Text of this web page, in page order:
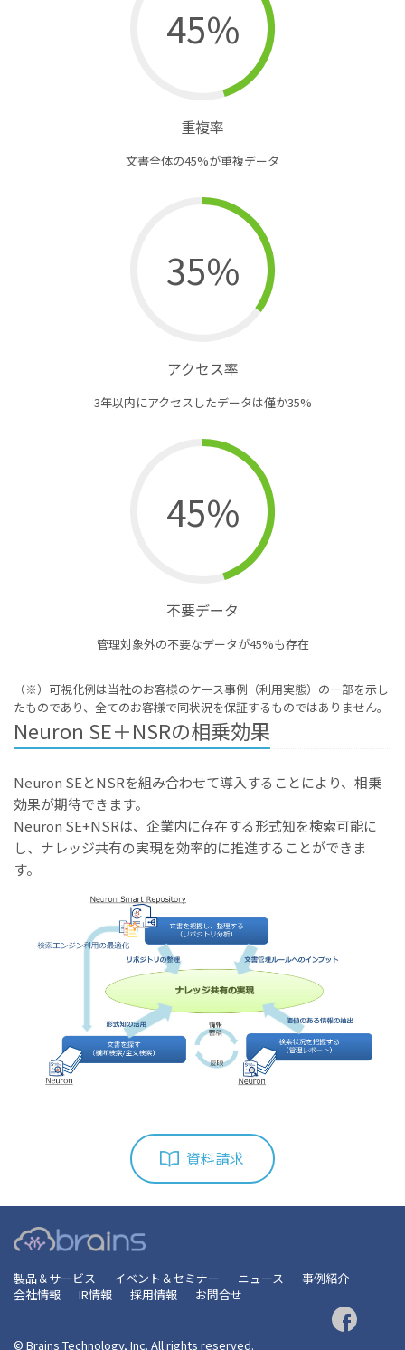
45%
重複率
文書全体の45%が重複データ
35%
アクセス率
3年以内にアクセスしたデータは僅か35%
45%
不要データ
管理対象外の不要なデータが45%も存在
（※）可視化例は当社のお客様のケース事例（利用実態）の一部を示し
たものであり、全てのお客様で同状況を保証するものではありません。
Neuron SE＋NSRの相乗効果
Neuron SEとNSRを組み合わせて導入することにより、相乗
効果が期待できます。
Neuron SE+NSRは、企業内に存在する形式知を検索可能に
し、ナレッジ共有の実現を効率的に推進することができま
す。
資料請求
製品＆サービス イベント＆セミナー ニュース
事例紹介
会社情報
IR情報 採用情報 お問合せ
© Brains Technology, Inc. All rights reserved.